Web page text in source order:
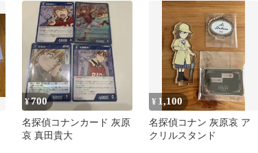
¥700
名探偵コナンカード 灰原
哀 真田貴大
¥ 1,100
名探偵コナン 灰原哀 ア
クリルスタンド